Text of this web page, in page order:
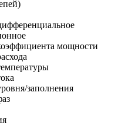
мощности
заполнения